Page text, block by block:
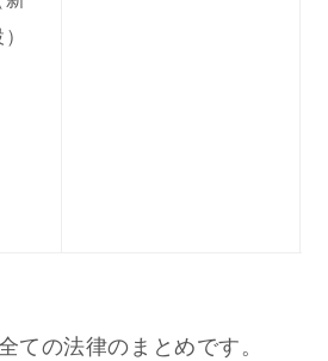
ての法律のまとめです。